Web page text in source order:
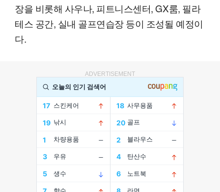
장을 비롯해 사우나, 피트니스센터, GX룸, 필라
테스 공간, 실내 골프연습장 등이 조성될 예정이
다.
ADVERTISEMENT